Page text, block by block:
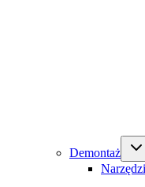
Demontaż